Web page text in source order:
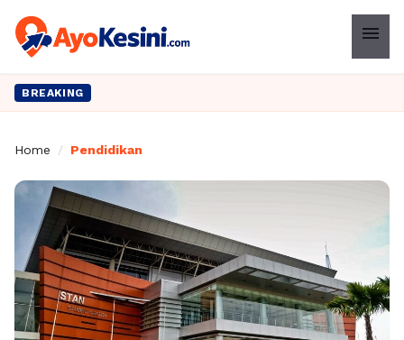
menu
BREAKING
Home / Pendidikan